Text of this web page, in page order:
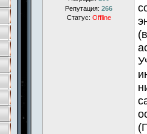
Репутация: 266
Статус: Offline